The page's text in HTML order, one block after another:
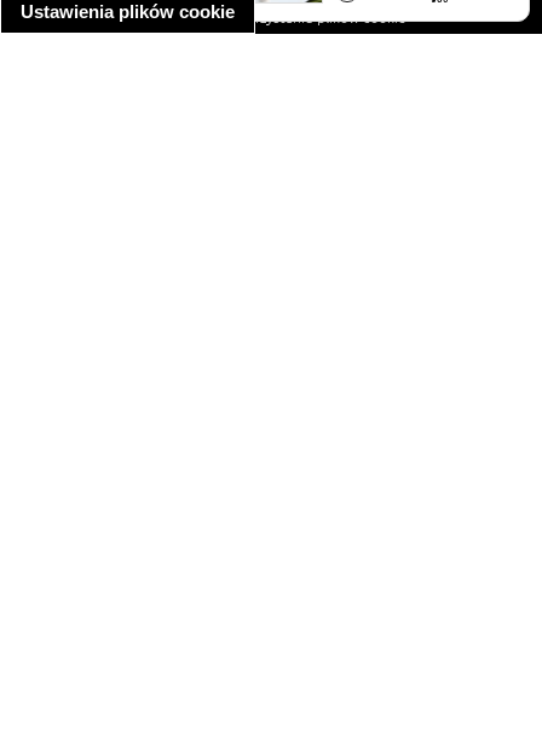
Ustawienia plików cookieinformacja o wykorzystaniu plików cookie